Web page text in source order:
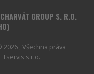
GROUP S. R.O.
, Všechna práva
s.r.o.